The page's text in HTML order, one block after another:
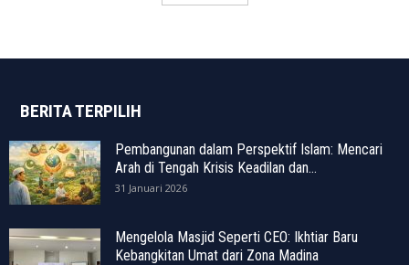
BERITA TERPILIH
Pembangunan dalam Perspektif Islam: Mencari
Arah di Tengah Krisis Keadilan dan...
31 Januari 2026
Mengelola Masjid Seperti CEO: Ikhtiar Baru
Kebangkitan Umat dari Zona Madina